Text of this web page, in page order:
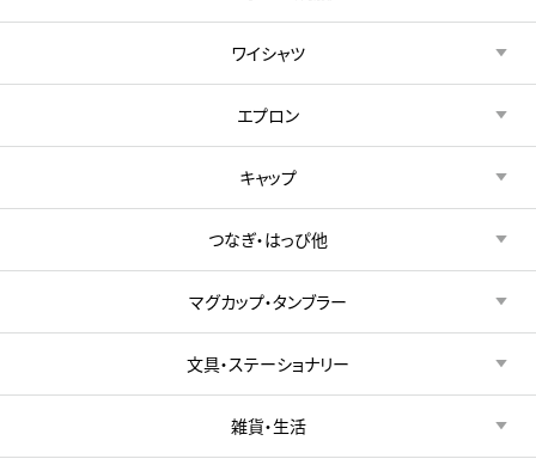
ワイシャツ
エプロン
キャップ
つなぎ・はっぴ他
マグカップ・タンブラー
文具・ステーショナリー
雑貨・生活